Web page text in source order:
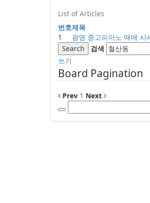
List of Articles
번호제목
1
광명 중고피아노 매매 시
Search
검색
쓰기
Board Pagination
Prev 1 Next